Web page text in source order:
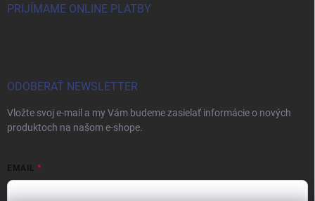
PRIJÍMAME ONLINE PLATBY
ODOBERAŤ NEWSLETTER
Vložte svoj e-mail a my Vám budeme zasielať informácie o nových
produktoch na našom e-shope.
EMAIL